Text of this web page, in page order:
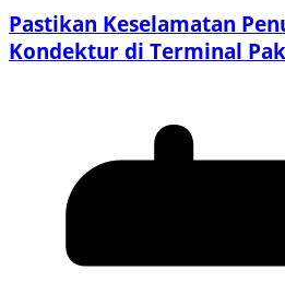
Pastikan Keselamatan
Kondektur di Terminal